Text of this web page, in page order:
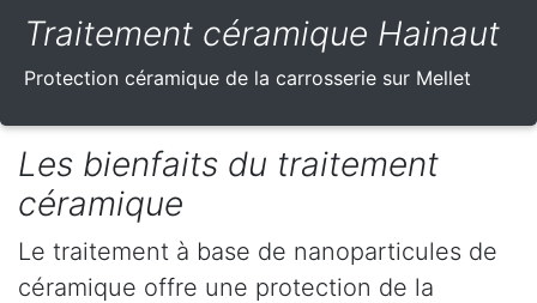
Traitement céramique Hainaut
Protection céramique de la carrosserie sur Mellet
Les bienfaits du traitement
céramique
Le traitement à base de nanoparticules de
céramique offre une protection de la